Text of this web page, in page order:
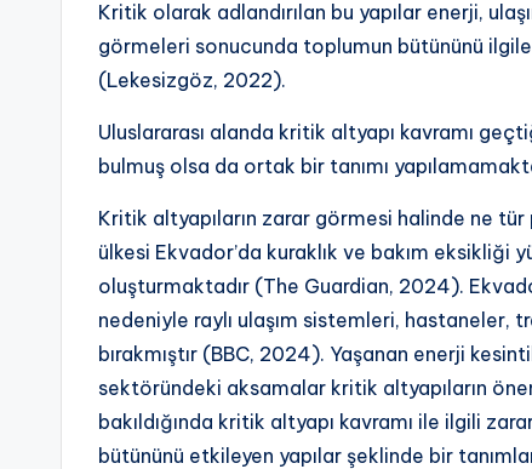
Kritik olarak adlandırılan bu yapılar enerji,
görmeleri sonucunda toplumun bütününü
(Lekesizgöz, 2022).
Uluslararası alanda kritik altyapı kavramı
bulmuş olsa da ortak bir tanımı
Kritik altyapıların zarar görmesi halinde ne
ülkesi Ekvador’da kuraklık ve bakım
oluşturmaktadır (The Guardian, 2024).
nedeniyle raylı ulaşım sistemleri, hastaneler,
bırakmıştır (BBC, 2024). Yaşanan enerji
sektöründeki aksamalar kritik altyapıların
bakıldığında kritik altyapı kavramı ile ilgili
bütününü etkileyen yapılar şeklinde bir